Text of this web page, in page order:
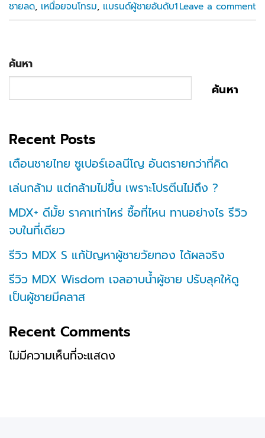
ชายลด, เหนื่อยจนโทรม, แบรนด์ผู้ชายอันดับ1Leave a comment
ค้นหา
ค้นหา
Recent Posts
เตือนชายไทย ซูเปอร์เอลนีโญ อันตรายกว่าที่คิด
เล่นกล้าม แต่กล้ามไม่ขึ้น เพราะโปรตีนไม่ถึง ?
MDX+ ดีมั้ย ราคาเท่าไหร่ ซื้อที่ไหน ทานอย่างไร รีวิว
จบในที่เดียว
รีวิว MDX S แก้ปัญหาผู้ชายวัยทอง ได้ผลจริง
รีวิว MDX Wisdom เจลอาบน้ำผู้ชาย ปรับลุคให้ดู
เป็นผู้ชายมีคลาส
Recent Comments
ไม่มีความเห็นที่จะแสดง